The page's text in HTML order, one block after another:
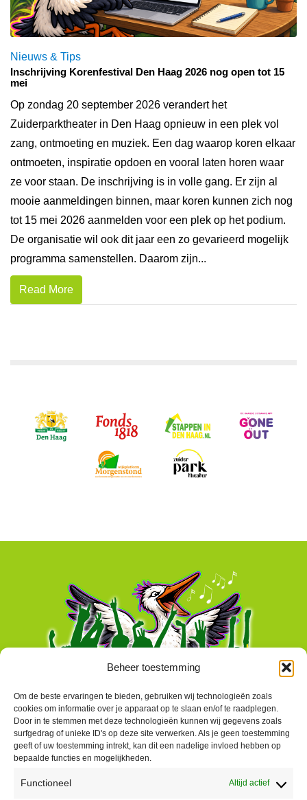
Beheer toestemming
Om de beste ervaringen te bieden, gebruiken wij technologieën zoals
cookies om informatie over je apparaat op te slaan en/of te raadplegen.
Door in te stemmen met deze technologieën kunnen wij gegevens zoals
surfgedrag of unieke ID's op deze site verwerken. Als je geen toestemming
geeft of uw toestemming intrekt, kan dit een nadelige invloed hebben op
bepaalde functies en mogelijkheden.
Functioneel Altijd actief
Nieuws & Tips
Inschrijving Korenfestival Den Haag 2026 nog open tot 15
mei
Op zondag 20 september 2026 verandert het
Zuiderparktheater in Den Haag opnieuw in een plek vol
zang, ontmoeting en muziek. Een dag waarop koren elkaar
ontmoeten, inspiratie opdoen en vooral laten horen waar
ze voor staan. De inschrijving is in volle gang. Er zijn al
mooie aanmeldingen binnen, maar koren kunnen zich nog
tot 15 mei 2026 aanmelden voor een plek op het podium.
De organisatie wil ook dit jaar een zo gevarieerd mogelijk
programma samenstellen. Daarom zijn...
Read More